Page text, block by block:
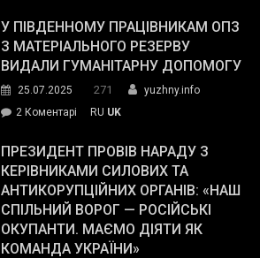
завойовує
симпатії
виборців
The
Street
Journal.
У ПІВДЕННОМУ ПРАЦІВНИКАМ ОПЗ
З МАТЕРІАЛЬНОГО РЕЗЕРВУ
ВИДАЛИ ГУМАНІТАРНУ ДОПОМОГУ
25.07.2025 271
yuzhny.info
2 Коментарі
Південному
працівникам
ОПЗ
з
матеріального
резерву
RU UK
ПРЕЗИДЕНТ ПРОВІВ НАРАДУ З
КЕРІВНИКАМИ СИЛОВИХ ТА
АНТИКОРУПЦІЙНИХ ОРГАНІВ: «НАШ
СПІЛЬНИЙ ВОРОГ — РОСІЙСЬКІ
ОКУПАНТИ. МАЄМО ДІЯТИ ЯК
КОМАНДА УКРАЇНИ»